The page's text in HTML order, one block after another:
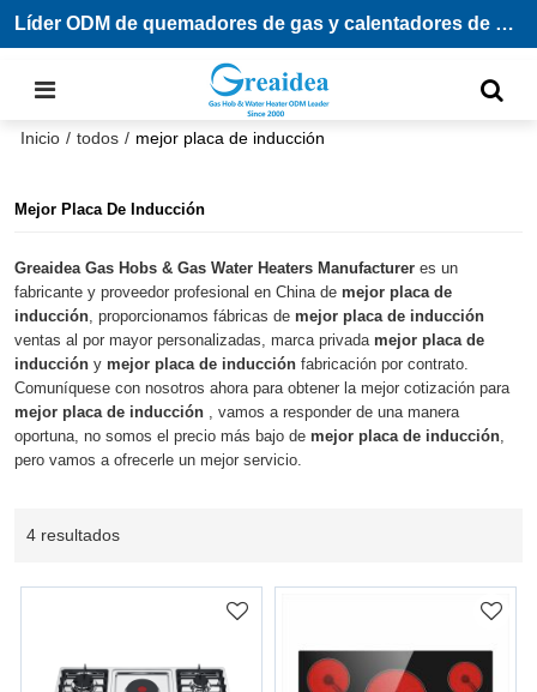
Líder ODM de quemadores de gas y calentadores de agua
Inicio / todos / mejor placa de inducción
Mejor Placa De Inducción
Greaidea Gas Hobs & Gas Water Heaters Manufacturer es un
fabricante y proveedor profesional en China demejor placa de
inducción , proporcionamos fábricas demejor placa de inducción
ventas al por mayor personalizadas, marca privadamejor placa de
inducción ymejor placa de inducción fabricación por contrato.
Comuníquese con nosotros ahora para obtener la mejor cotización para
mejor placa de inducción , vamos a responder de una manera
oportuna, no somos el precio más bajo demejor placa de inducción
pero vamos a ofrecerle un mejor servicio.
4 resultados